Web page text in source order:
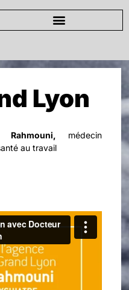
Lyon
médecin
au travail